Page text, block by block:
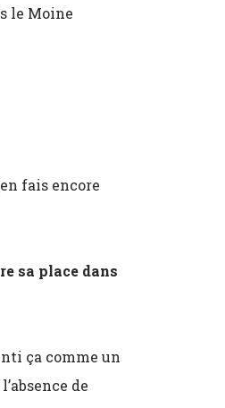
le Moine
fais encore
sa place dans
ça comme un
de